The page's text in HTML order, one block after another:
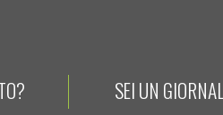
SEI UN